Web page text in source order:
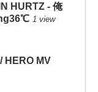
HURTZ - 俺
1 view
HERO MV